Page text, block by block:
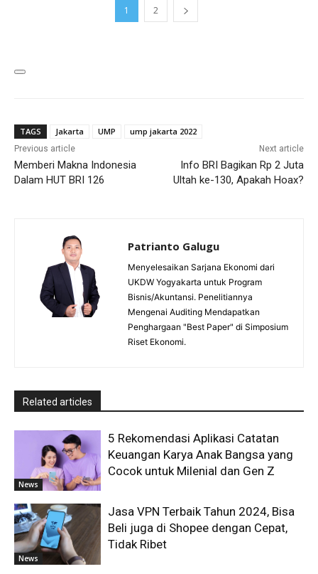
1 2
TAGS Jakarta UMP ump jakarta 2022
Previous article
Memberi Makna Indonesia
Dalam HUT BRI 126
Next article
Info BRI Bagikan Rp 2 Juta
Ultah ke-130, Apakah Hoax?
Patrianto Galugu
Menyelesaikan Sarjana Ekonomi dari
UKDW Yogyakarta untuk Program
Bisnis/Akuntansi. Penelitiannya
Mengenai Auditing Mendapatkan
Penghargaan "Best Paper" di Simposium
Riset Ekonomi.
Related articles
News
5 Rekomendasi Aplikasi Catatan
Keuangan Karya Anak Bangsa yang
Cocok untuk Milenial dan Gen Z
News
Jasa VPN Terbaik Tahun 2024, Bisa
Beli juga di Shopee dengan Cepat,
Tidak Ribet